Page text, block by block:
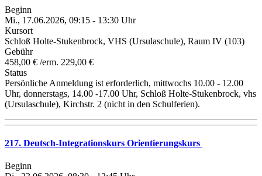
Beginn
Mi., 17.06.2026, 09:15 - 13:30 Uhr
Kursort
Schloß Holte-Stukenbrock, VHS (Ursulaschule), Raum IV (103)
Gebühr
458,00 € /erm. 229,00 €
Status
Persönliche Anmeldung ist erforderlich, mittwochs 10.00 - 12.00
Uhr, donnerstags, 14.00 -17.00 Uhr, Schloß Holte-Stukenbrock, vhs
(Ursulaschule), Kirchstr. 2 (nicht in den Schulferien).
217. Deutsch-Integrationskurs Orientierungskurs
Beginn